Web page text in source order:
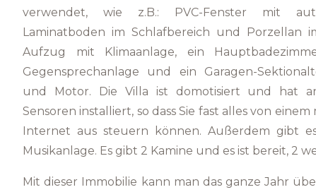
verwendet, wie z.B.: PVC-Fenster mit
Laminatboden im Schlafbereich und Porzellan
Aufzug mit Klimaanlage, ein
Gegensprechanlage und ein Garagen-
und Motor. Die Villa ist domotisiert und hat
Sensoren installiert, so dass Sie fast alles von
Internet aus steuern können. Außerdem gibt
Musikanlage. Es gibt 2 Kamine und es ist bereit, 2
Mit dieser Immobilie kann man das ganze Jahr